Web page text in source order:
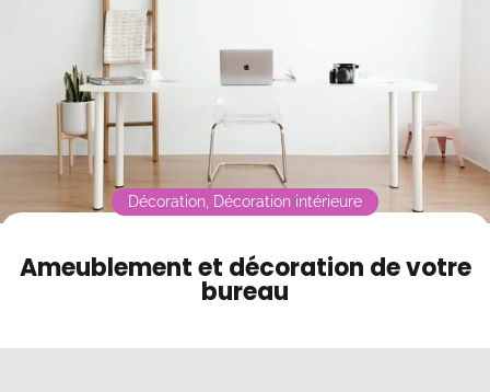
Mode sombre
Ameublement et décoration de votre
bureau
Décoration Décoration intérieure